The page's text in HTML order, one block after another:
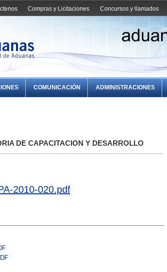
Concursos y llamados
Compras y Licitaciones
COMUNICACIÓN ADMINISTRACIONES
DE CAPACITACION Y DESARROLLO
2010-020.pdf